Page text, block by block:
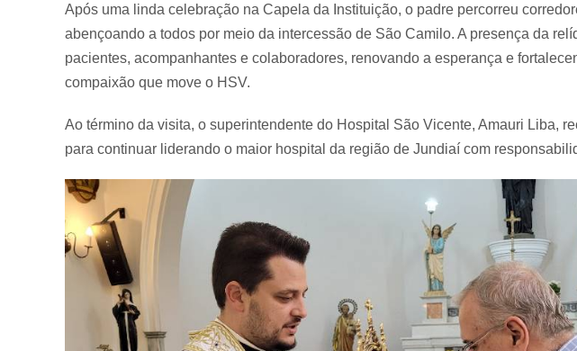
Após uma linda celebração na Capela da Instituição, o padre percorreu
abençoando a todos por meio da intercessão de São Camilo. A presença da
pacientes, acompanhantes e colaboradores, renovando a esperança e
compaixão que move o HSV.
Ao término da visita, o superintendente do Hospital São Vicente, Amauri Liba,
para continuar liderando o maior hospital da região de Jundiaí com